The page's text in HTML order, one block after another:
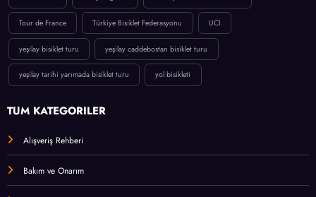
Tour de France Türkiye Bisiklet Federasyonu UCI
yeşilay bisiklet turu yeşilay caddebostan bisiklet turu
yeşilay tarihi yarımada bisiklet turu yol bisikleti
Bakım ve Onarım
Bisiklet Kültürü